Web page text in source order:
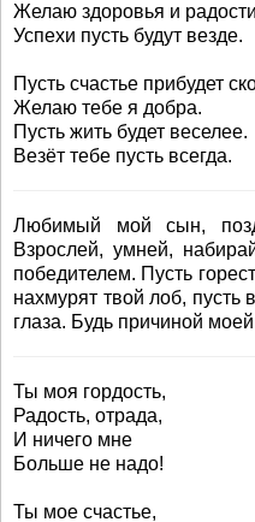
Желаю здоровья и
Успехи пусть будут везде.
Пусть счастье прибудет
Желаю тебе я добра.
Пусть жить будет веселее.
Везёт тебе пусть всегда.
Любимый мой сын,
Взрослей, умней,
победителем. Пусть
нахмурят твой лоб, пусть
глаза. Будь причиной
Ты моя гордость,
Радость, отрада,
И ничего мне
Больше не надо!
Ты мое счастье,